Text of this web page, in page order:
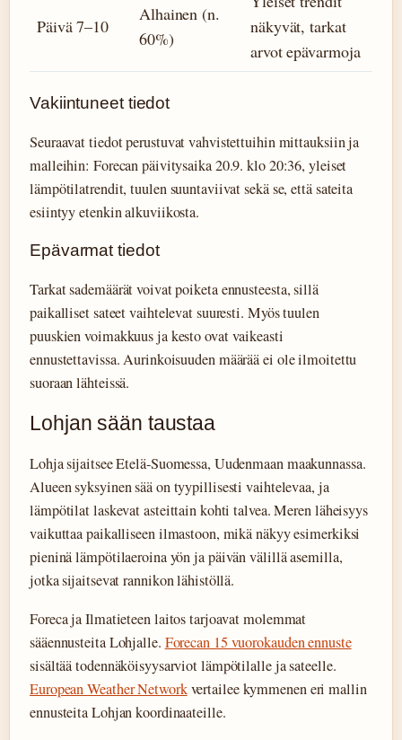
Päivä 7–10
Alhainen (n.
60%)
näkyvät, tarkat
arvot epävarmoja
Vakiintuneet tiedot
Seuraavat tiedot perustuvat vahvistettuihin mittauksiin ja
malleihin: Forecan päivitysaika 20.9. klo 20:36, yleiset
lämpötilatrendit, tuulen suuntaviivat sekä se, että sateita
esiintyy etenkin alkuviikosta.
Epävarmat tiedot
Tarkat sademäärät voivat poiketa ennusteesta, sillä
paikalliset sateet vaihtelevat suuresti. Myös tuulen
puuskien voimakkuus ja kesto ovat vaikeasti
ennustettavissa. Aurinkoisuuden määrää ei ole ilmoitettu
suoraan lähteissä.
Lohjan sään taustaa
Lohja sijaitsee Etelä-Suomessa, Uudenmaan maakunnassa.
Alueen syksyinen sää on tyypillisesti vaihtelevaa, ja
lämpötilat laskevat asteittain kohti talvea. Meren läheisyys
vaikuttaa paikalliseen ilmastoon, mikä näkyy esimerkiksi
pieninä lämpötilaeroina yön ja päivän välillä asemilla,
jotka sijaitsevat rannikon lähistöllä.
Foreca ja Ilmatieteen laitos tarjoavat molemmat
sääennusteita Lohjalle. Forecan 15 vuorokauden ennuste
sisältää todennäköisyysarviot lämpötilalle ja sateelle.
European Weather Networkvertailee kymmenen eri mallin
ennusteita Lohjan koordinaateille.